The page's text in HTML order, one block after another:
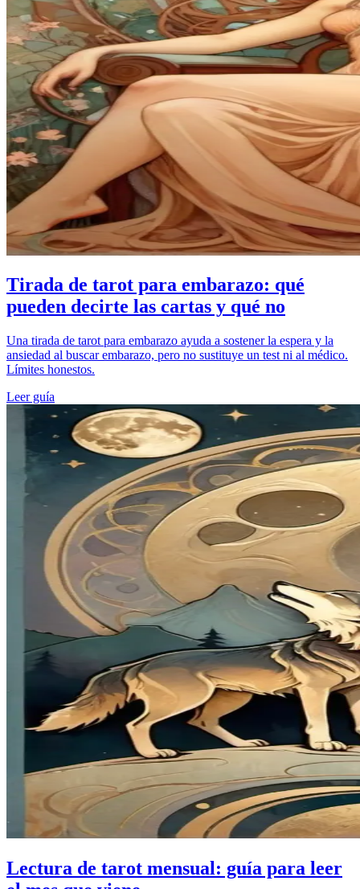
Tirada de tarot para embarazo: qué
pueden decirte las cartas y qué no
Una tirada de tarot para embarazo ayuda a sostener la espera y la
ansiedad al buscar embarazo, pero no sustituye un test ni al médico.
Límites honestos.
Leer guía
Lectura de tarot mensual: guía para leer